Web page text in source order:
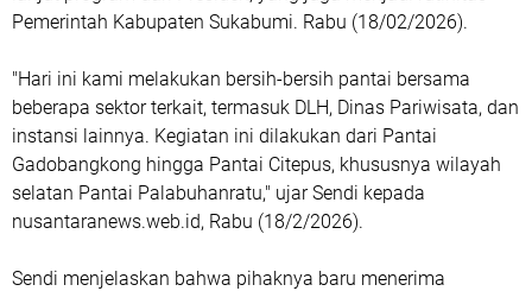
Pemerintah Kabupaten Sukabumi. Rabu (18/02/2026).
"Hari ini kami melakukan bersih-bersih pantai bersama
beberapa sektor terkait, termasuk DLH, Dinas Pariwisata, dan
instansi lainnya. Kegiatan ini dilakukan dari Pantai
Gadobangkong hingga Pantai Citepus, khususnya wilayah
selatan Pantai Palabuhanratu," ujar Sendi kepada
nusantaranews.web.id, Rabu (18/2/2026).
Sendi menjelaskan bahwa pihaknya baru menerima